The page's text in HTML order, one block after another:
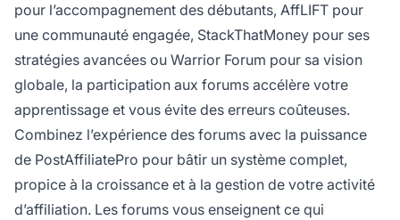
pour l’accompagnement des débutants, AffLIFT pour
une communauté engagée, StackThatMoney pour ses
stratégies avancées ou Warrior Forum pour sa vision
globale, la participation aux forums accélère votre
apprentissage et vous évite des erreurs coûteuses.
Combinez l’expérience des forums avec la puissance
de PostAffiliatePro pour bâtir un système complet,
propice à la croissance et à la gestion de votre activité
d’affiliation. Les forums vous enseignent ce qui